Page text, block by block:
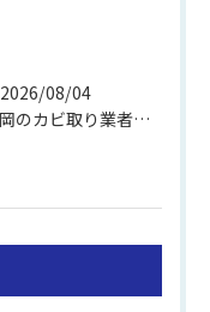
2026/08/04
福岡のカビ取り業者おすすめの選び方と費用